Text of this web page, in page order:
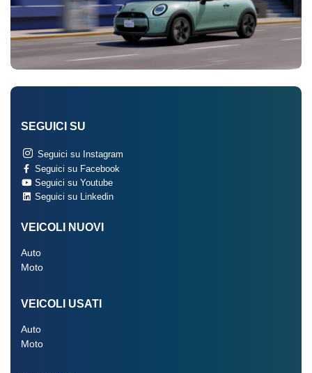
SEGUICI SU
Seguici su Instagram
Seguici su Facebook
Seguici su Youtube
Seguici su Linkedin
VEICOLI NUOVI
Auto
Moto
VEICOLI USATI
Auto
Moto